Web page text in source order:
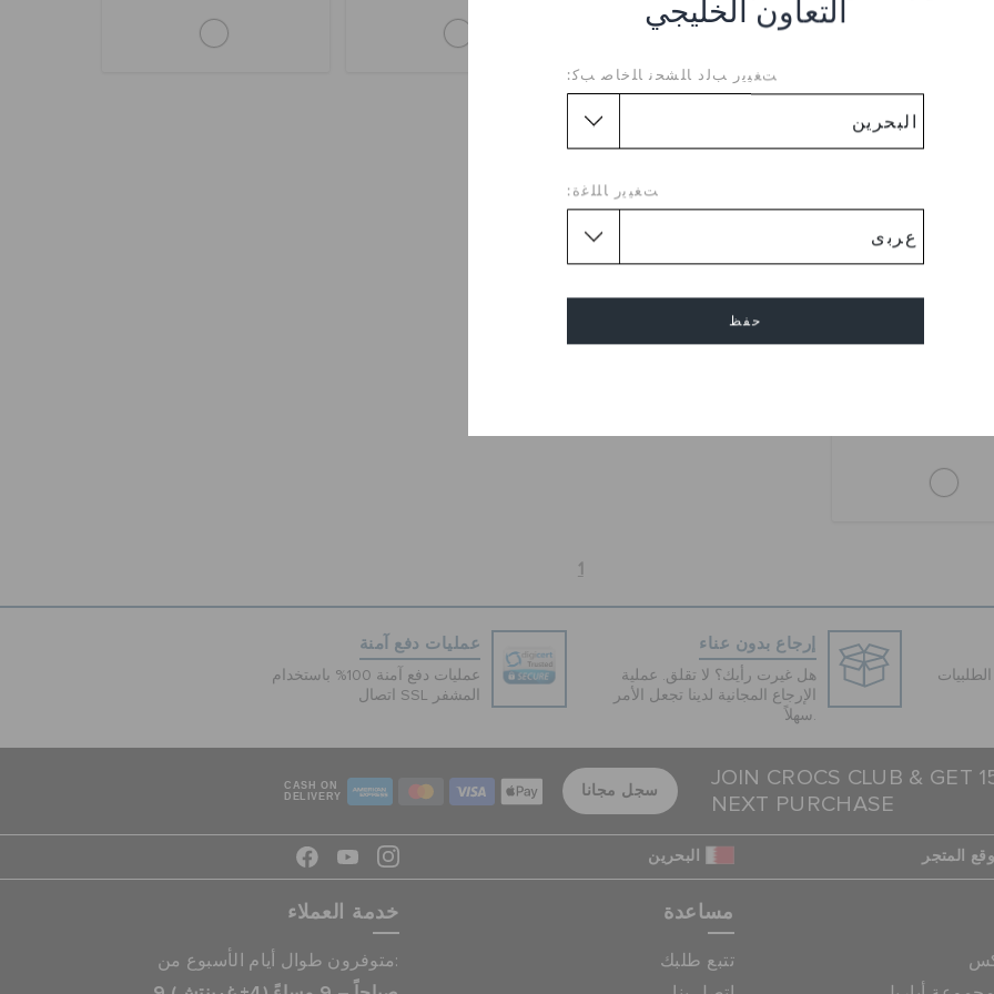
التعاون الخليجي
ﺖﻐﻴﻳﺭ ﺐﻟﺩ ﺎﻠﺸﺤﻧ ﺎﻠﺧﺎﺻ ﺐﻛ:
ﺖﻐﻴﻳﺭ ﺎﻠﻠﻏﺓ:
حفظ
1
إرجاع بدون عناء
هل غيرت رأيك؟ لا تقلق. عملية
الإرجاع المجانية لدينا تجعل الأمر
سهلاً.
عمليات دفع آمنة
عمليات دفع آمنة 100% باستخدام
اتصال SSL المشفر
JOIN CROCS CLUB & GET
NEXT PURCHASE
سجل مجانا
CASH ON
DELIVERY
المتجر البحرين
مساعدة
تتبع طلبك
خدمة العملاء
متوفرون طوال أيام الأسبوع من: